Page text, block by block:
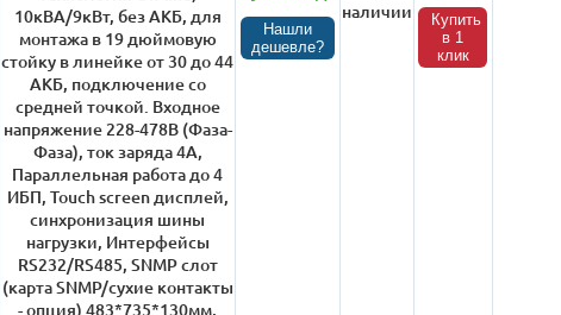
10кВА/9кВт, без АКБ, для
монтажа в 19 дюймовую
стойку в линейке от 30 до 44
АКБ, подключение со
средней точкой. Входное
напряжение 228-478В (Фаза-
Фаза), ток заряда 4А,
Параллельная работа до 4
ИБП, Touch screen дисплей,
синхронизация шины
нагрузки, Интерфейсы
RS232/RS485, SNMP слот
(карта SNMP/сухие контакты
- опция) 483*735*130мм,
Нашли
дешевле?
наличии
Купить
в 1
клик